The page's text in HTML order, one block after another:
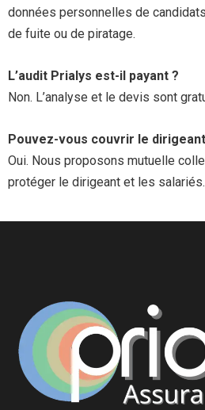
données personnelles de
de fuite ou de piratage.
L’audit Prialys est-il payant ?
Non. L’analyse et le devis sont
Pouvez-vous couvrir le
Oui. Nous proposons mutuelle
protéger le dirigeant et les salariés.